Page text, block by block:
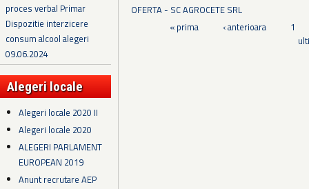
proces verbal Primar
Dispozitie interzicere
consum alcool alegeri
09.06.2024
Alegeri locale
Alegeri locale 2020 II
Alegeri locale 2020
ALEGERI PARLAMENT
EUROPEAN 2019
Anunt recrutare AEP
OFERTA - SC AGROCETE SRL
Pagini« prima ‹ anterioara
1